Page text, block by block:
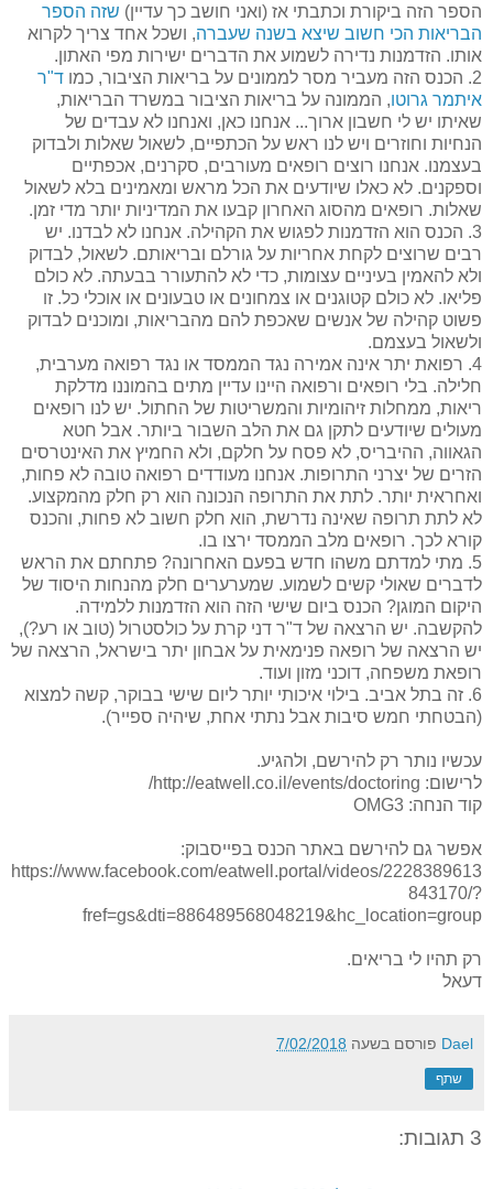
הספר הזה ביקורת וכתבתי אז (ואני חושב כך עדיין) שזה הספר
הבריאות הכי חשוב שיצא בשנה שעברה, ושכל אחד צריך לקרוא
אותו. הזדמנות נדירה לשמוע את הדברים ישירות מפי האתון.
2. הכנס הזה מעביר מסר לממונים על בריאות הציבור, כמו
ד"ר
איתמר גרוטו, הממונה על בריאות הציבור במשרד הבריאות,
שאיתו יש לי חשבון ארוך... אנחנו כאן, ואנחנו לא עבדים של
הנחיות וחוזרים ויש לנו ראש על הכתפיים, לשאול שאלות ולבדוק
בעצמנו. אנחנו רוצים רופאים מעורבים, סקרנים, אכפתיים
וספקנים. לא כאלו שיודעים את הכל מראש ומאמינים בלא לשאול
שאלות. רופאים מהסוג האחרון קבעו את המדיניות יותר מדי זמן.
3. הכנס הוא הזדמנות לפגוש את הקהילה. אנחנו לא לבדנו. יש
רבים שרוצים לקחת אחריות על גורלם ובריאותם. לשאול, לבדוק
ולא להאמין בעיניים עצומות, כדי לא להתעורר בבעתה. לא כולם
פליאו. לא כולם קטוגנים או צמחונים או טבעונים או אוכלי כל. זו
פשוט קהילה של אנשים שאכפת להם מהבריאות, ומוכנים לבדוק
ולשאול בעצמם.
4. רפואת יתר אינה אמירה נגד הממסד או נגד רפואה מערבית,
חלילה. בלי רופאים ורפואה היינו עדיין מתים בהמוננו מדלקת
ריאות, ממחלות זיהומיות והמשריטות של החתול. יש לנו רופאים
מעולים שיודעים לתקן גם את הלב השבור ביותר. אבל חטא
הגאווה, ההיבריס, לא פסח על חלקם, ולא החמיץ את האינטרסים
הזרים של יצרני התרופות. אנחנו מעודדים רפואה טובה לא פחות,
ואחראית יותר. לתת את התרופה הנכונה הוא רק חלק מהמקצוע.
לא לתת תרופה שאינה נדרשת, הוא חלק חשוב לא פחות, והכנס
קורא לכך. רופאים מלב הממסד ירצו בו.
5. מתי למדתם משהו חדש בפעם האחרונה? פתחתם את הראש
לדברים שאולי קשים לשמוע. שמערערים חלק מהנחות היסוד של
היקום המוגן? הכנס ביום שישי הזה הוא הזדמנות ללמידה.
להקשבה. יש הרצאה של ד"ר דני קרת על כולסטרול (טוב או רע?),
יש הרצאה של רופאה פנימאית על אבחון יתר בישראל, הרצאה של
רופאת משפחה, דוכני מזון ועוד.
6. זה בתל אביב. בילוי איכותי יותר ליום שישי בבוקר, קשה למצוא
(הבטחתי חמש סיבות אבל נתתי אחת, שיהיה ספייר).
עכשיו נותר רק להירשם, ולהגיע.
לרישום: http://eatwell.co.il/events/doctoring/
קוד הנחה: OMG3
אפשר גם להירשם באתר הכנס בפייסבוק:
https://www.facebook.com/eatwell.portal/videos/2228389613
843170/?
fref=gs&dti=886489568048219&hc_location=group
רק תהיו לי בריאים.
דעאל
Dael פורסם בשעה 7/02/2018
שתף
3 תגובות: